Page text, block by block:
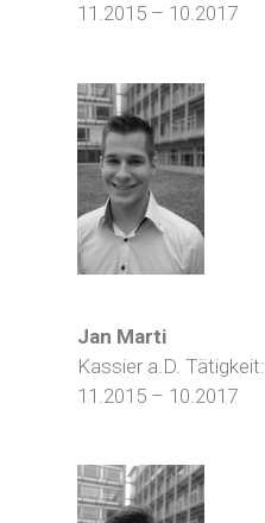
11.2015 – 10.2017
Jan Marti
Kassier a.D. Tätigkeit:
11.2015 – 10.2017